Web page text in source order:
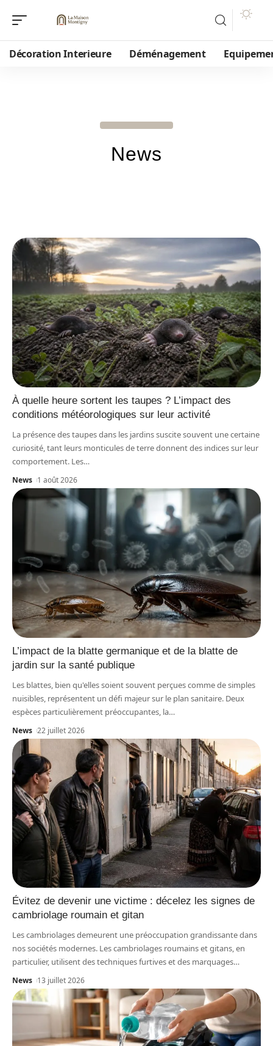
Décoration Interieure Déménagement
News
À quelle heure sortent les taupes ? L’impact des
conditions météorologiques sur leur activité
La présence des taupes dans les jardins suscite souvent une certaine
curiosité, tant leurs monticules de terre donnent des indices sur leur
comportement. Les…
News 1 août 2026
L’impact de la blatte germanique et de la blatte de
jardin sur la santé publique
Les blattes, bien qu'elles soient souvent perçues comme de simples
nuisibles, représentent un défi majeur sur le plan sanitaire. Deux
espèces particulièrement préoccupantes, la…
News 22 juillet 2026
Évitez de devenir une victime : décelez les signes de
cambriolage roumain et gitan
Les cambriolages demeurent une préoccupation grandissante dans
nos sociétés modernes. Les cambriolages roumains et gitans, en
particulier, utilisent des techniques furtives et des marquages…
News 13 juillet 2026